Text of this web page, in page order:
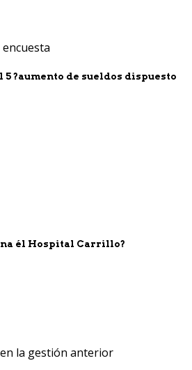
5 ?aumento de sueldos dispuesto
él Hospital Carrillo?
la gestión anterior